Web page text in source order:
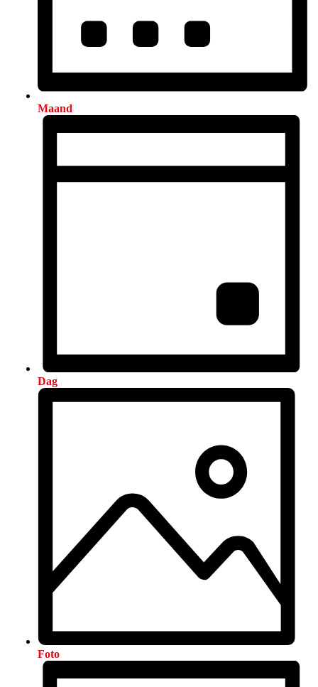
Maand
Dag
Foto